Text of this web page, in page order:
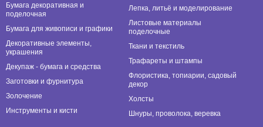
Бумага декоративная и
поделочная
Бумага для живописи и графики
Декоративные элементы,
украшения
Декупаж - бумага и средства
Заготовки и фурнитура
Золочение
Инструменты и кисти
Лепка, литьё и моделирование
Листовые материалы
поделочные
Ткани и текстиль
Трафареты и штампы
Флористика, топиарии, садовый
декор
Холсты
Шнуры, проволока, веревка